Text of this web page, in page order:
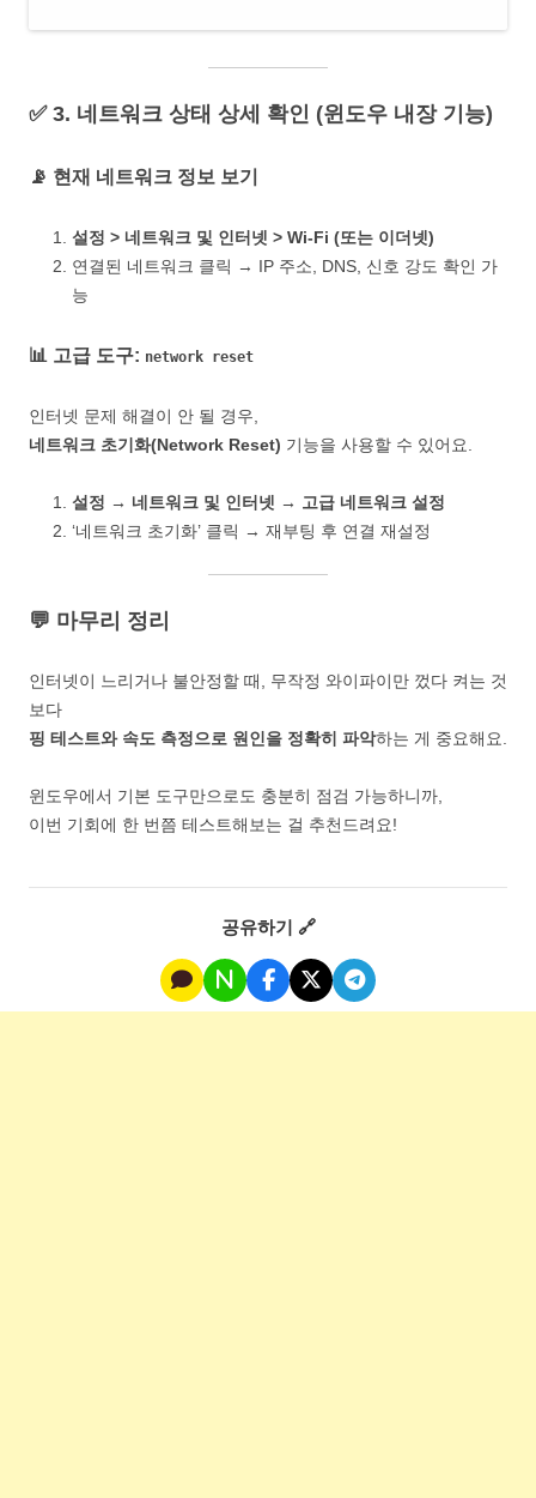
✅ 3. 네트워크 상태 상세 확인 (윈도우 내장 기능)
📡 현재 네트워크 정보 보기
설정 > 네트워크 및 인터넷 > Wi-Fi (또는 이더넷)
연결된 네트워크 클릭 → IP 주소, DNS, 신호 강도 확인 가
능
📊 고급 도구: network reset
인터넷 문제 해결이 안 될 경우,
네트워크 초기화(Network Reset) 기능을 사용할 수 있어요.
설정 → 네트워크 및 인터넷 → 고급 네트워크 설정
‘네트워크 초기화’ 클릭 → 재부팅 후 연결 재설정
💬 마무리 정리
인터넷이 느리거나 불안정할 때, 무작정 와이파이만 껐다 켜는 것
보다
핑 테스트와 속도 측정으로 원인을 정확히 파악하는 게 중요해요.
윈도우에서 기본 도구만으로도 충분히 점검 가능하니까,
이번 기회에 한 번쯤 테스트해보는 걸 추천드려요!
공유하기 🔗